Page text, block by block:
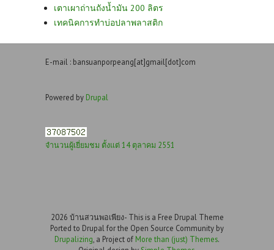
เตาเผาถ่านถังน้ำมัน 200 ลิตร
เทคนิคการทำบ่อปลาพลาสติก
E-mail : bansuanporpeang[at]gmail[dot]com
Powered by Drupal
จำนวนผู้เยี่ยมชม ตั้งแต่ 14 ตุลาคม 2551
2026 บ้านสวนพอเพียง- This is a Free Drupal Theme
Ported to Drupal for the Open Source Community by
Drupalizing , a Project of More than (just) Themes.